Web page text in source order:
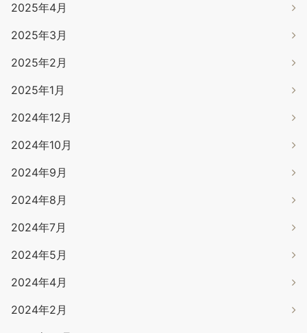
2025年4月
2025年3月
2025年2月
2025年1月
2024年12月
2024年10月
2024年9月
2024年8月
2024年7月
2024年5月
2024年4月
2024年2月